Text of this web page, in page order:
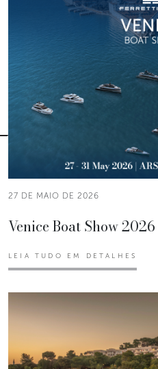
27 DE MAIO DE 2026
Venice Boat Show 2026
LEIA TUDO EM DETALHES